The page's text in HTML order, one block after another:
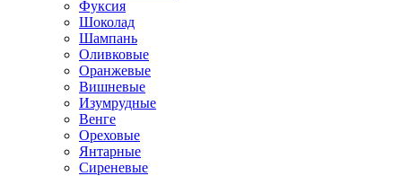
Фуксия
Шоколад
Шампань
Оливковые
Оранжевые
Вишневые
Изумрудные
Венге
Ореховые
Янтарные
Сиреневые